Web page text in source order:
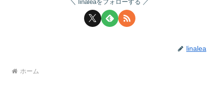
linaleaをフォローする
linalea
ホーム